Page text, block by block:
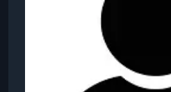
продуктивный автор
учебных пособий и инт